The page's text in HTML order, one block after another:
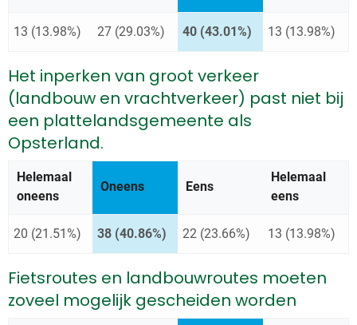
13 (13.98%) 27 (29.03%) 40 (43.01%) 13 (13.98%)
Het inperken van groot verkeer
(landbouw en vrachtverkeer) past niet bij
een plattelandsgemeente als
Opsterland.
Helemaal
oneens
Antwoord met de meeste stemmen:
Oneens Eens
Helemaal
eens
20 (21.51%) 38 (40.86%) 22 (23.66%) 13 (13.98%)
Fietsroutes en landbouwroutes moeten
zoveel mogelijk gescheiden worden